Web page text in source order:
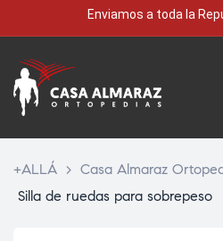
Enviamos a toda la
+ALLÁ > Casa Almaraz
Silla de ruedas para sobrepeso